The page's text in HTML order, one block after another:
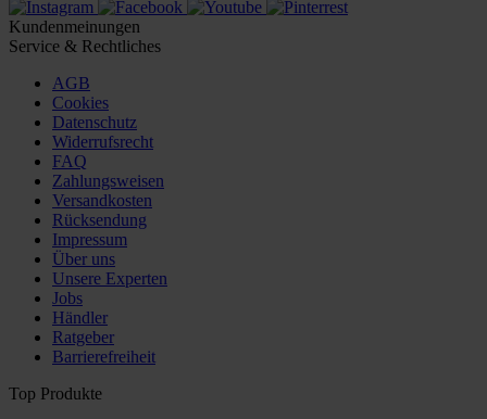
Kundenmeinungen
Service & Rechtliches
AGB
Cookies
Datenschutz
Widerrufsrecht
FAQ
Zahlungsweisen
Versandkosten
Rücksendung
Impressum
Über uns
Unsere Experten
Jobs
Händler
Ratgeber
Barrierefreiheit
Top Produkte